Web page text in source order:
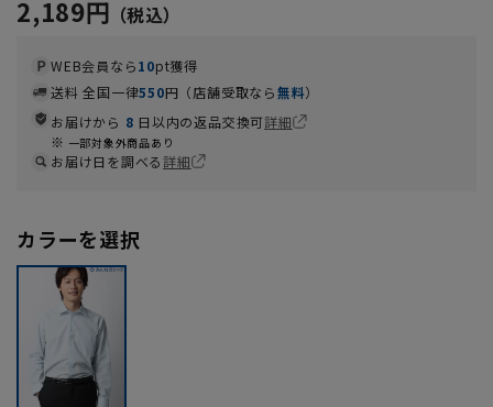
2,189円
WEB会員なら10pt獲得
送料 全国一律550円（店舗受取なら無料）
お届けから 8 日以内の返品交換可詳細
一部対象外商品あり
お届け日を調べる詳細
カラーを選択